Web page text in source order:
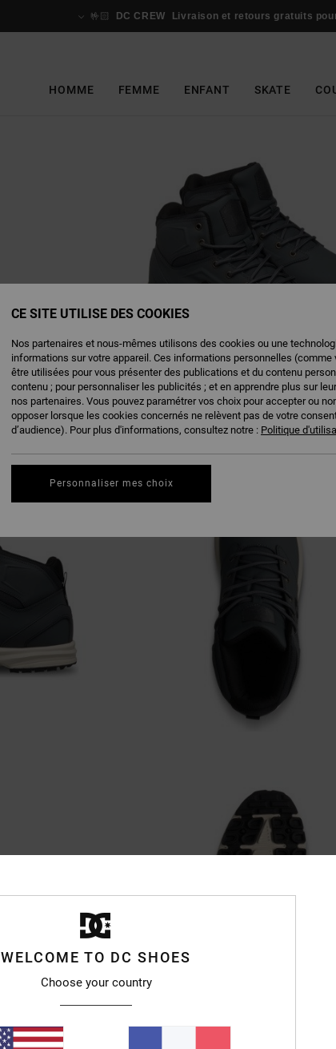
🤟🏻 DC CREW Livraison et retours gratuits
HOMME FEMME ENFANT SKATE
WELCOME TO DC SHOES
Choose your country
CE SITE UTILISE DES COOKIES
Nos partenaires et nous-mêmes utilisons des cookies ou une
informations sur votre appareil. Ces informations personnelles
être utilisées pour vous présenter des publications et du contenu
contenu ; pour personnaliser les publicités ; et en apprendre plus sur
nos partenaires. Vous pouvez paramétrer vos choix pour accepter ou
opposer lorsque les cookies concernés ne relèvent pas de votre
d’audience). Pour plus d'informations, consultez notre : Politique
Personnaliser mes choix